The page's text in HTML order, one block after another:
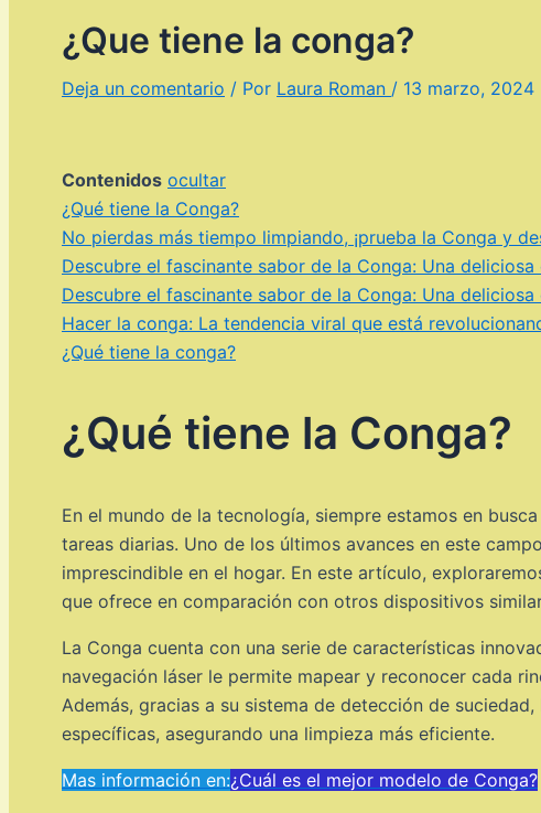
¿Que tiene la conga?
Deja un comentario / Por Laura Roman / 13 marzo, 2024
Contenidos ocultar
¿Qué tiene la Conga?
No pierdas más tiempo limpiando, ¡prueba la Conga y
Descubre el fascinante sabor de la Conga: Una
Descubre el fascinante sabor de la Conga: Una
Hacer la conga: La tendencia viral que está
¿Qué tiene la conga?
¿Qué tiene la Conga?
En el mundo de la tecnología, siempre estamos en
tareas diarias. Uno de los últimos avances en este
imprescindible en el hogar. En este artículo,
que ofrece en comparación con otros dispositivos
La Conga cuenta con una serie de características
navegación láser le permite mapear y reconocer cada
Además, gracias a su sistema de detección de
específicas, asegurando una limpieza más eficiente.
Mas información en:¿Cuál es el mejor modelo de Conga?